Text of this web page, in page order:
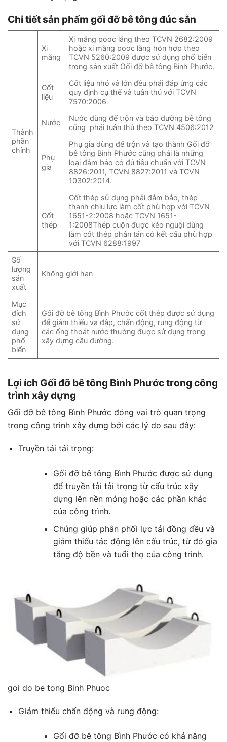
Chi tiết sản phẩm gối đỡ bê tông đúc sẵn
Thành
phần
chính
Xi
măng
Xi măng pooc lăng theo TCVN 2682:2009
hoặc xi măng pooc lăng hỗn hợp theo
TCVN 5260:2009 được sử dụng phổ biến
trong sản xuất Gối đỡ bê tông Bình Phước.
Cốt
liệu
Cốt liệu nhỏ và lớn đều phải đáp ứng các
quy định cụ thể và tuân thủ với TCVN
7570:2006
Nước
Nước dùng để trộn và bảo dưỡng bê tông
cũng phải tuân thủ theo TCVN 4506:2012
Phụ
gia
Phụ gia dùng để trộn và tạo thành Gối đỡ
bê tông Bình Phước cũng phải là những
loại đảm bảo có đủ tiêu chuẩn với TCVN
8826:2011, TCVN 8827:2011 và TCVN
10302:2014.
Cốt
thép
Cốt thép sử dụng phải đảm bảo, thép
thanh chịu lực làm cốt phù hợp với TCVN
1651-2:2008 hoặc TCVN 1651-
1:2008Thép cuộn được kéo nguội dùng
làm cốt thép phân tán có kết cấu phù hợp
với TCVN 6288:1997
Số
lượng
sản
xuất
Không giới hạn
Mục
đích
sử
dụng
phổ
biến
Gối đỡ bê tông Bình Phước cốt thép được sử dụng
để giảm thiểu va đập, chấn động, rung động từ
các ống thoát nước thường được sử dụng trong
xây dựng cầu đường.
Lợi ích Gối đỡ bê tông Bình Phước trong công
trình xây dựng
Gối đỡ bê tông Bình Phước đóng vai trò quan trọng
trong công trình xây dựng bởi các lý do sau đây:
Truyền tải tải trọng:
Gối đỡ bê tông Bình Phước được sử dụng
để truyền tải tải trọng từ cấu trúc xây
dựng lên nền móng hoặc các phần khác
của công trình.
Chúng giúp phân phối lực tải đồng đều và
giảm thiểu tác động lên cấu trúc, từ đó gia
tăng độ bền và tuổi thọ của công trình.
goi do be tong Binh Phuoc
Giảm thiểu chấn động và rung động:
Gối đỡ bê tông Bình Phước có khả năng